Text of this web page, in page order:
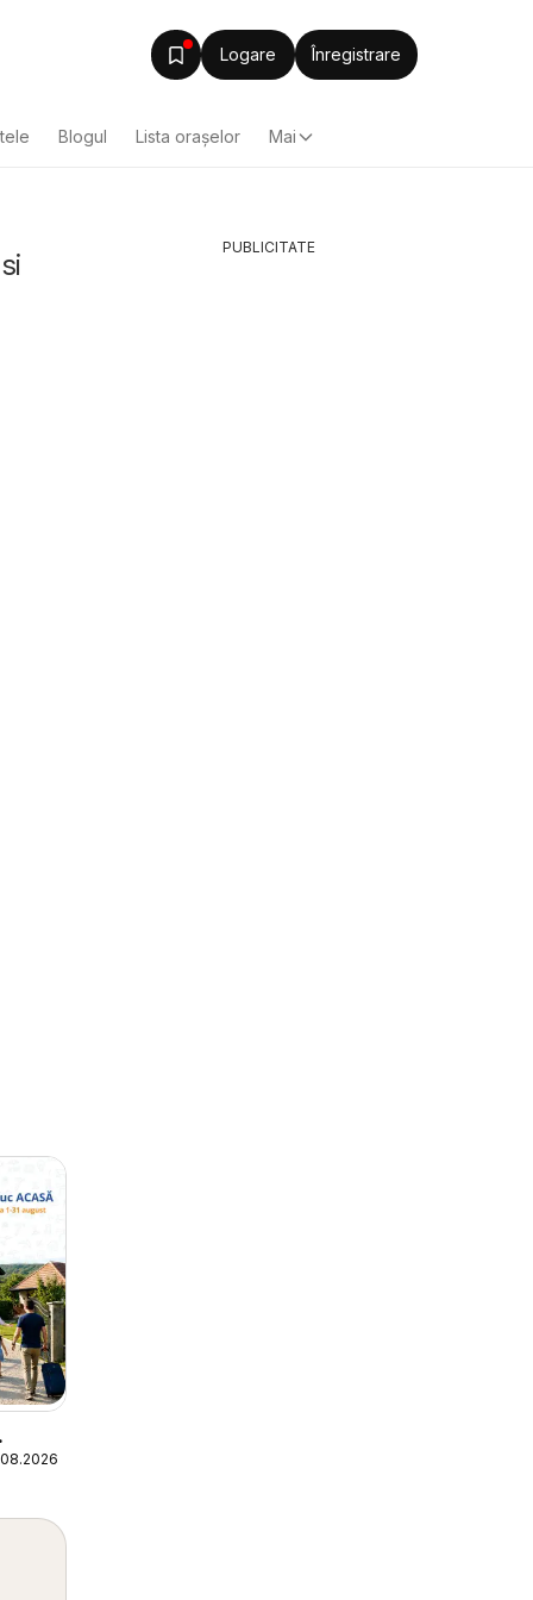
Logare Înregistrare
Blogul Lista oraşelor Mai
PUBLICITATE